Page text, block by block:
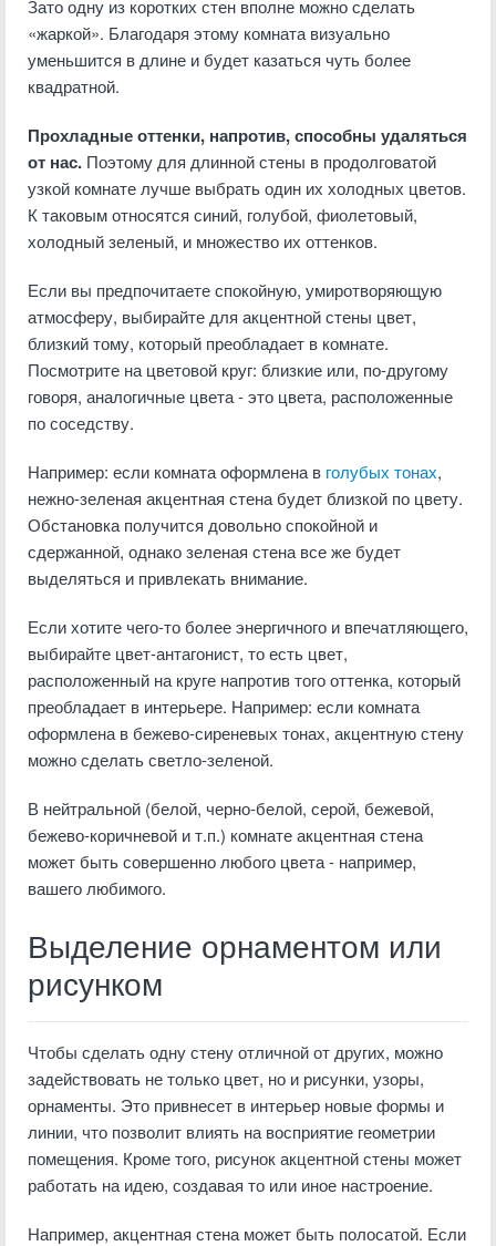
Зато одну из коротких стен вполне можно сделать
«жаркой». Благодаря этому комната визуально
уменьшится в длине и будет казаться чуть более
квадратной.
Прохладные оттенки, напротив, способны удаляться
от нас. Поэтому для длинной стены в продолговатой
узкой комнате лучше выбрать один их холодных цветов.
К таковым относятся синий, голубой, фиолетовый,
холодный зеленый, и множество их оттенков.
Если вы предпочитаете спокойную, умиротворяющую
атмосферу, выбирайте для акцентной стены цвет,
близкий тому, который преобладает в комнате.
Посмотрите на цветовой круг: близкие или, по-другому
говоря, аналогичные цвета - это цвета, расположенные
по соседству.
Например: если комната оформлена в голубых тонах,
нежно-зеленая акцентная стена будет близкой по цвету.
Обстановка получится довольно спокойной и
сдержанной, однако зеленая стена все же будет
выделяться и привлекать внимание.
Если хотите чего-то более энергичного и впечатляющего,
выбирайте цвет-антагонист, то есть цвет,
расположенный на круге напротив того оттенка, который
преобладает в интерьере. Например: если комната
оформлена в бежево-сиреневых тонах, акцентную стену
можно сделать светло-зеленой.
В нейтральной (белой, черно-белой, серой, бежевой,
бежево-коричневой и т.п.) комнате акцентная стена
может быть совершенно любого цвета - например,
вашего любимого.
Выделение орнаментом или
рисунком
Чтобы сделать одну стену отличной от других, можно
задействовать не только цвет, но и рисунки, узоры,
орнаменты. Это привнесет в интерьер новые формы и
линии, что позволит влиять на восприятие геометрии
помещения. Кроме того, рисунок акцентной стены может
работать на идею, создавая то или иное настроение.
Например, акцентная стена может быть полосатой. Если